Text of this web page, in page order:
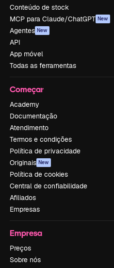
Conteúdo de stock
MCP para Claude/ChatGPT New
Agentes New
API
App móvel
Todas as ferramentas
Começar
Academy
Documentação
Atendimento
Termos e condições
Política de privacidade
Originais New
Política de cookies
Central de confiabilidade
Afiliados
Empresas
Empresa
Preços
Sobre nós